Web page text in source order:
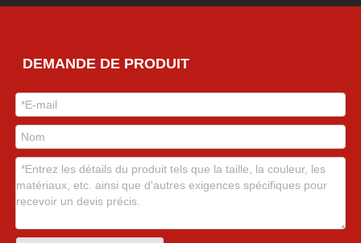
DEMANDE DE PRODUIT